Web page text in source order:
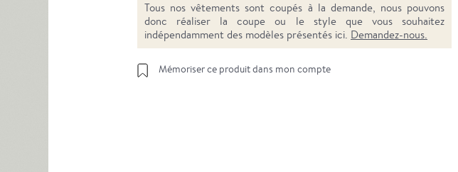
Tous nos vêtements sont coupés à la demande, nous pouvons
donc réaliser la coupe ou le style que vous souhaitez
indépendamment des modèles présentés ici. Demandez-nous.
Mémoriser ce produit dans mon compte